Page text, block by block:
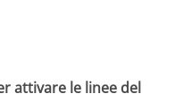
attivare le linee del